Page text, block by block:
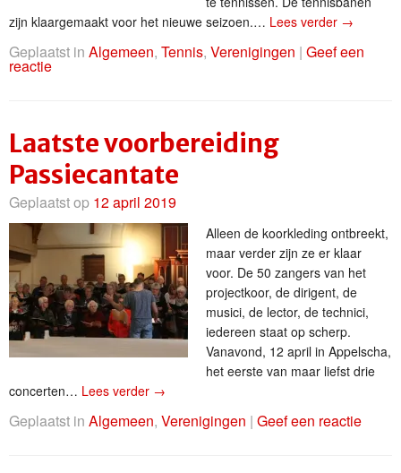
zijn klaargemaakt voor het nieuwe seizoen.… Lees verder →
Geplaatst in Algemeen, Tennis, Verenigingen | Geef een
reactie
Laatste voorbereiding
Passiecantate
Geplaatst op 12 april 2019
Alleen de koorkleding ontbreekt,
maar verder zijn ze er klaar
voor. De 50 zangers van het
projectkoor, de dirigent, de
musici, de lector, de technici,
iedereen staat op scherp.
Vanavond, 12 april in Appelscha,
het eerste van maar liefst drie
concerten… Lees verder →
Geplaatst in Algemeen, Verenigingen | Geef een reactie